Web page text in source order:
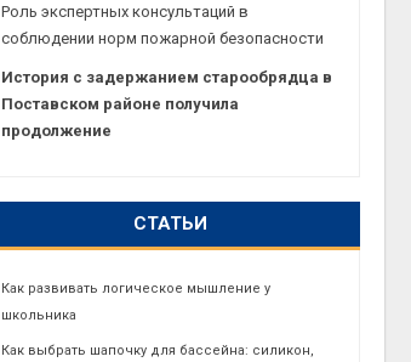
Роль экспертных консультаций в
соблюдении норм пожарной безопасности
История с задержанием старообрядца в
Поставском районе получила
продолжение
СТАТЬИ
Как развивать логическое мышление у
школьника
Как выбрать шапочку для бассейна: силикон,